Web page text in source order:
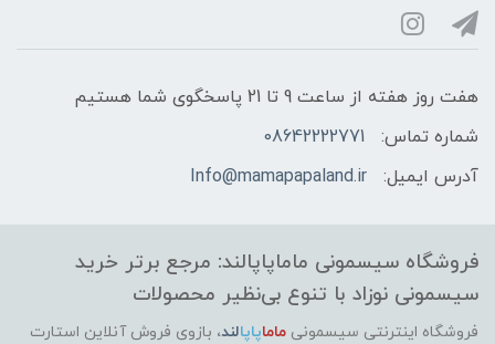
هفت روز هفته از ساعت 9 تا 21 پاسخگوی شما هستیم
شماره تماس:
08642222771
آدرس ایمیل:
Info@mamapapaland.ir
فروشگاه سیسمونی ماماپاپالند: مرجع برتر خرید
سیسمونی نوزاد با تنوع بی‌نظیر محصولات
فروشگاه اینترنتی سیسمونی ماماپاپالند، بازوی فروش آنلاین استارت